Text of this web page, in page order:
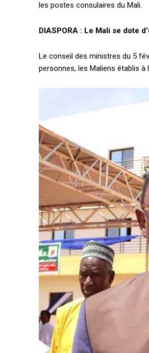
Accès
Quelques
Annonces
Tous les
les postes consulaires du Mali.
DIASPORA : Le Mali se dote
Le conseil des ministres du 5
personnes, les Maliens établis